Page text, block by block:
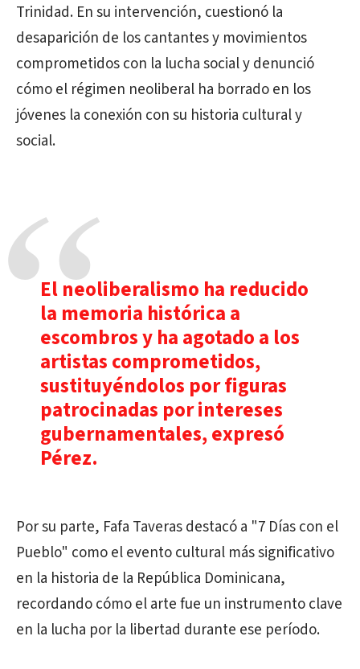
Trinidad. En su intervención, cuestionó la
desaparición de los cantantes y movimientos
comprometidos con la lucha social y denunció
cómo el régimen neoliberal ha borrado en los
jóvenes la conexión con su historia cultural y
social.
El neoliberalismo ha reducido
la memoria histórica a
escombros y ha agotado a los
artistas comprometidos,
sustituyéndolos por figuras
patrocinadas por intereses
gubernamentales, expresó
Pérez.
Por su parte, Fafa Taveras destacó a "7 Días con el
Pueblo" como el evento cultural más significativo
en la historia de la República Dominicana,
recordando cómo el arte fue un instrumento clave
en la lucha por la libertad durante ese período.